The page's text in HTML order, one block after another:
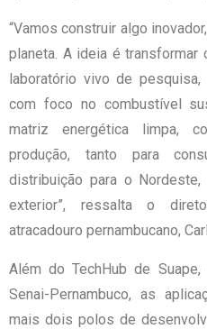
“Vamos construir algo
planeta. A ideia é transformar
laboratório vivo de
com foco no combustível
matriz energética limpa,
produção, tanto para
distribuição para o
exterior”, ressalta o
atracadouro pernambucano,
Além do TechHub de
Senai-Pernambuco, as
mais dois polos de